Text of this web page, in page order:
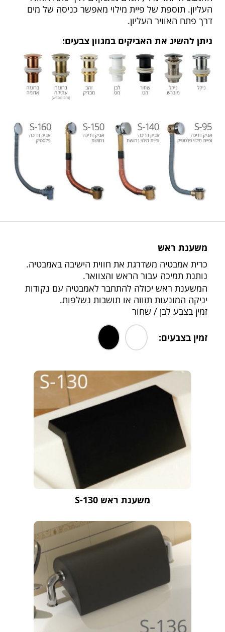
העליון. תוספת של פיית מילוי מאפשר כניסה של מים
דרך פתח האוויר העליון.
ניתן להשיג את האביקים במגוון צבעים:
משענת ראש
כרית אמבטיה משדרגת את חווית הישיבה באמבטיה.
נותנת תמיכה עבור הראש והצוואר.
המשענת ראש יכולה להתחבר לאמבטיה עם נקודות
יניקה המונעות תזוזה או תושבות נשלפות.
זמין בצבע לבן / שחור
זמין בצבעים:
משענת ראש S-130